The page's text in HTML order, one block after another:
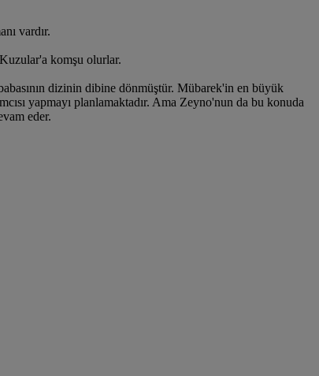
vardır.
komşu olurlar.
dizinin dibine dönmüştür. Mübarek'in en büyük
yapmayı planlamaktadır. Ama Zeyno'nun da bu konuda
eder.